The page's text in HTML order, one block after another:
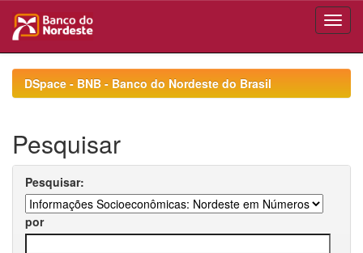
navigationDSpace - BNB - Banco do Nordeste do Brasil
Pesquisar
Pesquisar:
por